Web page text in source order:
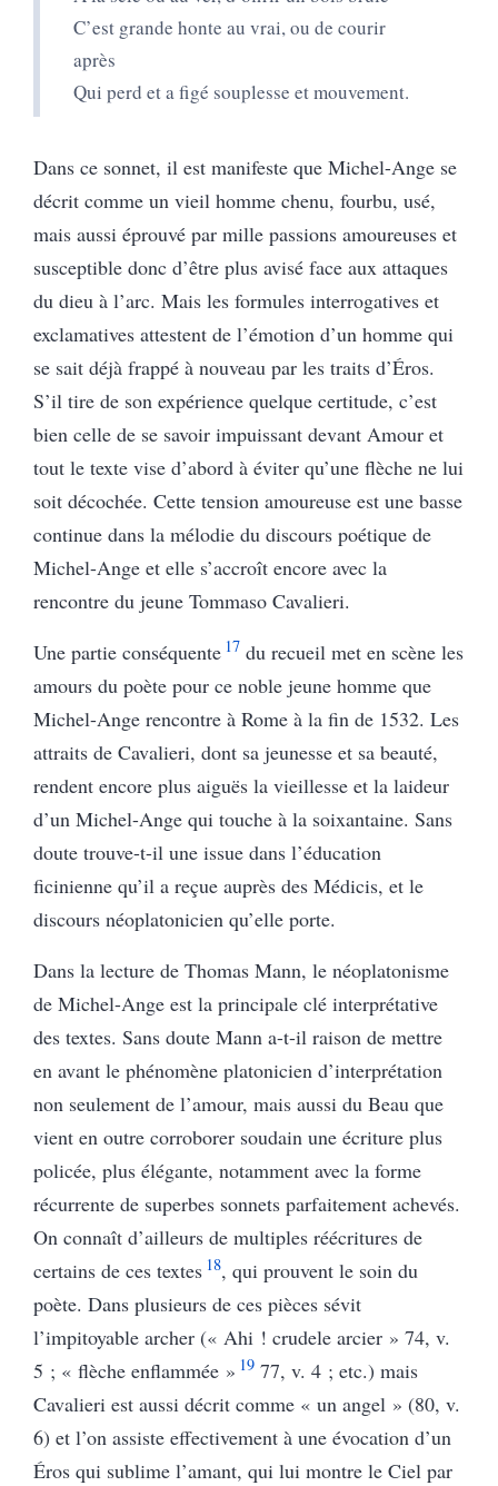
C’est grande honte au vrai, ou de courir
après
Qui perd et a figé souplesse et mouvement.
Dans ce sonnet, il est manifeste que Michel-Ange se
décrit comme un vieil homme chenu, fourbu, usé,
mais aussi éprouvé par mille passions amoureuses et
susceptible donc d’être plus avisé face aux attaques
du dieu à l’arc. Mais les formules interrogatives et
exclamatives attestent de l’émotion d’un homme qui
se sait déjà frappé à nouveau par les traits d’Éros.
S’il tire de son expérience quelque certitude, c’est
bien celle de se savoir impuissant devant Amour et
tout le texte vise d’abord à éviter qu’une flèche ne lui
soit décochée. Cette tension amoureuse est une basse
continue dans la mélodie du discours poétique de
Michel-Ange et elle s’accroît encore avec la
rencontre du jeune Tommaso Cavalieri.
Une partie conséquente 17 du recueil met en scène les
amours du poète pour ce noble jeune homme que
Michel-Ange rencontre à Rome à la fin de 1532. Les
attraits de Cavalieri, dont sa jeunesse et sa beauté,
rendent encore plus aiguës la vieillesse et la laideur
d’un Michel-Ange qui touche à la soixantaine. Sans
doute trouve-t-il une issue dans l’éducation
ficinienne qu’il a reçue auprès des Médicis, et le
discours néoplatonicien qu’elle porte.
Dans la lecture de Thomas Mann, le néoplatonisme
de Michel-Ange est la principale clé interprétative
des textes. Sans doute Mann a-t-il raison de mettre
en avant le phénomène platonicien d’interprétation
non seulement de l’amour, mais aussi du Beau que
vient en outre corroborer soudain une écriture plus
policée, plus élégante, notamment avec la forme
récurrente de superbes sonnets parfaitement achevés.
On connaît d’ailleurs de multiples réécritures de
certains de ces textes 18, qui prouvent le soin du
poète. Dans plusieurs de ces pièces sévit
l’impitoyable archer (« Ahi ! crudele arcier » 74, v.
5 ; « flèche enflammée » 1977, v. 4 ; etc.) mais
Cavalieri est aussi décrit comme « un angel » (80, v.
6) et l’on assiste effectivement à une évocation d’un
Éros qui sublime l’amant, qui lui montre le Ciel par